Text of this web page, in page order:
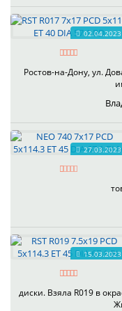
02.04.2023
Ростов-на-Дону, ул.
27.03.2023
15.03.2023
диски. Взяла R019 в